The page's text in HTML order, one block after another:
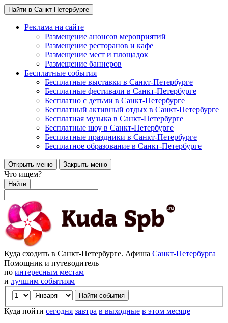
Найти в Санкт-Петербурге
Реклама на сайте
Размещение анонсов мероприятий
Размещение ресторанов и кафе
Размещение мест и площадок
Размещение баннеров
Бесплатные события
Бесплатные выставки в Санкт-Петербурге
Бесплатные фестивали в Санкт-Петербурге
Бесплатно с детьми в Санкт-Петербурге
Бесплатный активный отдых в Санкт-Петербурге
Бесплатная музыка в Санкт-Петербурге
Бесплатные шоу в Санкт-Петербурге
Бесплатные праздники в Санкт-Петербурге
Бесплатное образование в Санкт-Петербурге
Открыть меню Закрыть меню
Что ищем?
Найти
Куда сходить в Санкт-Петербурге. Афиша Санкт-Петербурга
Помощник и путеводитель
по интересным местам
и лучшим событиям
Куда пойти сегодня завтра в выходные в этом месяце